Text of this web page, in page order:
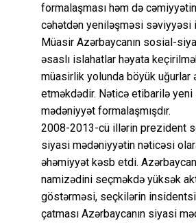
formalaşması həm də
cəhətdən yeniləşməsi səviyyəsi
Müasir Azərbaycanın sosial-
əsaslı islahatlar həyata
müasirlik yolunda böyük uğurlar
etməkdədir. Nəticə etibarilə
mədəniyyət formalaşmışdır.
2008-2013-cü illərin prezident
siyasi mədəniyyətin nəticəsi
əhəmiyyət kəsb etdi.
namizədini seçməkdə yüksək
göstərməsi, seçkilərin
çatması Azərbaycanın siyasi